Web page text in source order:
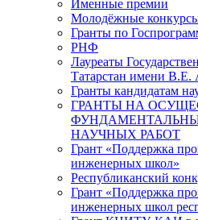
Именные премии
Молодёжные
Гранты по
РНФ
Лауреаты
Татарстан имени В.Е.
Гранты кандидатам
ГРАНТЫ НА
НАУЧНЫХ РАБОТ
Грант «Поддержка
инженерных школ»
Республиканский
Грант «Поддержка
инженерных школ